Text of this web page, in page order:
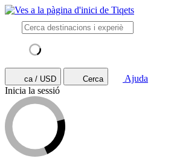
ca / USD Cerca
Ajuda
Inicia la sessió